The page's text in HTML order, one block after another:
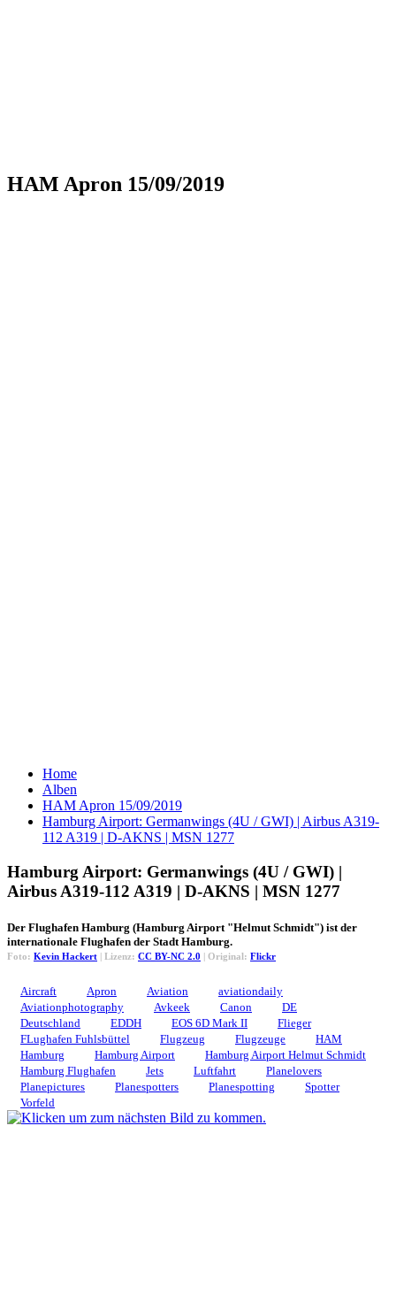
HAM Apron 15/09/2019
Home
Alben
HAM Apron 15/09/2019
Hamburg Airport: Germanwings (4U / GWI) | Airbus A319-
112 A319 | D-AKNS | MSN 1277
Hamburg Airport: Germanwings (4U / GWI) |
Airbus A319-112 A319 | D-AKNS | MSN 1277
Der Flughafen Hamburg (Hamburg Airport "Helmut Schmidt") ist der
internationale Flughafen der Stadt Hamburg.
Foto: Kevin Hackert | Lizenz: CC BY-NC 2.0 | Original: Flickr
Aircraft Apron Aviation
aviationdaily
Aviationphotography
Avkeek Canon
DE
Deutschland
EDDH EOS 6D Mark II
Flieger
FLughafen Fuhlsbüttel
Flugzeug Flugzeuge
HAM
Hamburg
Hamburg Airport
Hamburg Airport Helmut Schmidt
Hamburg Flughafen
Jets Luftfahrt
Planelovers
Planepictures
Planespotters Planespotting
Spotter
Vorfeld